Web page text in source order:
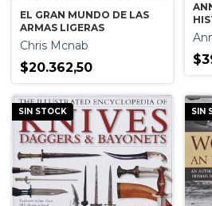
EL GRAN MUNDO DE LAS
ARMAS LIGERAS
Chris Mcnab
$20.362,50
SIN STOCK SIN